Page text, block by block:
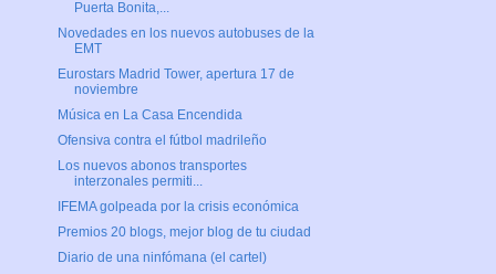
Puerta Bonita,...
Novedades en los nuevos autobuses de la
EMT
Eurostars Madrid Tower, apertura 17 de
noviembre
Música en La Casa Encendida
Ofensiva contra el fútbol madrileño
Los nuevos abonos transportes
interzonales permiti...
IFEMA golpeada por la crisis económica
Premios 20 blogs, mejor blog de tu ciudad
Diario de una ninfómana (el cartel)